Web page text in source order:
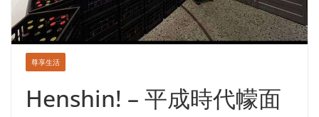
尊享生活
Henshin! – 平成時代幪面